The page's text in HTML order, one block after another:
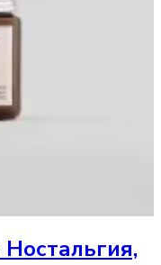
Ностальгия,